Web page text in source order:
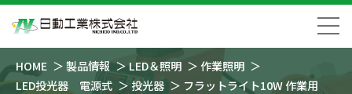
HOME 製品情報 LED＆照明
作業照明
LED投光器 電源式
投光器 フラットライト10W 作業用